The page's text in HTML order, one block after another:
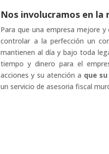
Nos involucramos en la
Para que una empresa mejore
controlar a la perfección un
mantienen al día y bajo toda
tiempo y dinero para el
acciones y su atención a que
un servicio de asesoria fiscal